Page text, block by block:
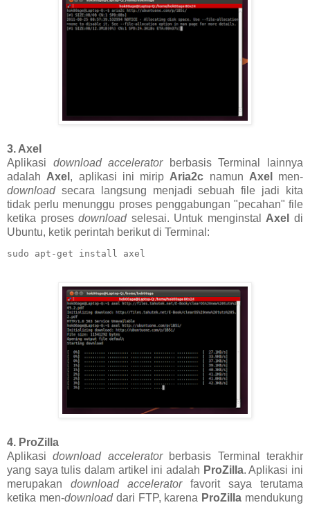
3. Axel
Aplikasi download acceleratorberbasis Terminal lainnya
adalah Axel , aplikasi ini mirip Aria2c namun Axel
men-
downloadsecara langsung menjadi sebuah file jadi kita
tidak perlu menunggu proses penggabungan "pecahan" file
ketika prosesdownloadselesai. Untuk menginstal Axel
di
Ubuntu, ketik perintah berikut di Terminal:
sudo apt-get install axel
4. ProZilla
Aplikasidownload acceleratorberbasis Terminal terakhir
yang saya tulis dalam artikel ini adalah ProZilla. Aplikasi ini
merupakan download acceleratorfavorit saya terutama
ketika men-downloaddari FTP, karena ProZilla mendukung